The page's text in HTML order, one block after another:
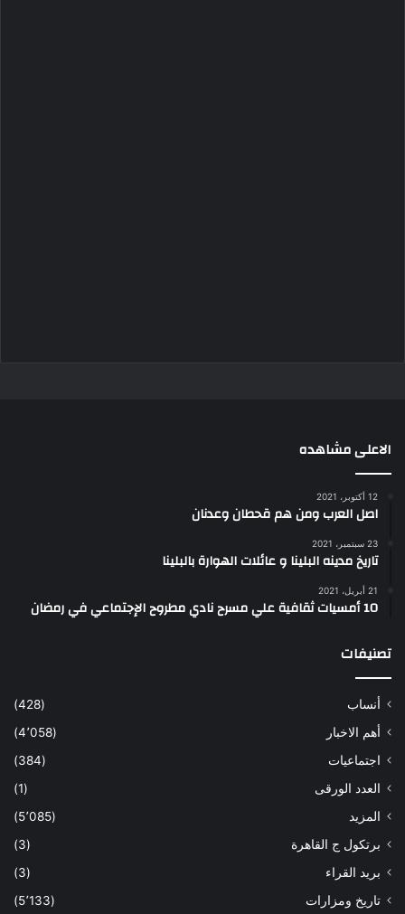
الاعلى مشاهده
12 أكتوبر، 2021
اصل العرب ومن هم قحطان وعدنان
23 سبتمبر، 2021
تاريخ مدينه البلينا و عائلات الهوارة بالبلينا
21 أبريل، 2021
10 أمسيات ثقافية علي مسرح نادي مطروح الإجتماعي في رمضان
تصنيفات
أنساب
(428)
أهم الاخبار
(4٬058)
اجتماعيات
(384)
العدد الورقى
(1)
المزيد
(5٬085)
برتكول ج القاهرة
(3)
بريد القراء
(3)
تاريخ ومزارات
(5٬133)